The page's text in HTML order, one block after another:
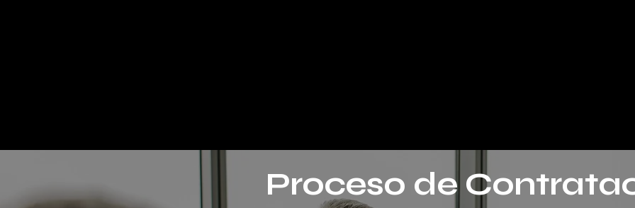
Proceso de